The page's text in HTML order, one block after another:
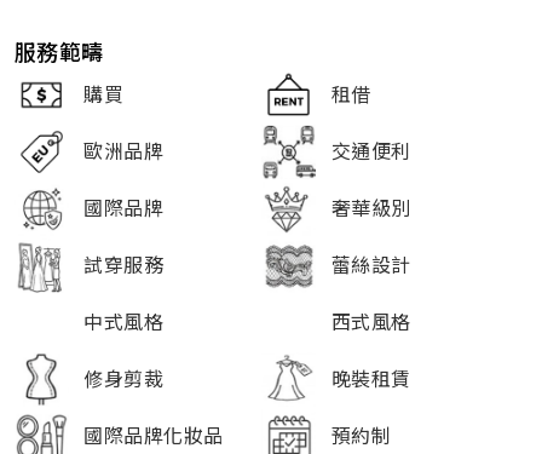
服務範疇
購買
租借
歐洲品牌
交通便利
國際品牌
奢華級別
試穿服務
蕾絲設計
中式風格
西式風格
修身剪裁
晚裝租賃
國際品牌化妝品
預約制